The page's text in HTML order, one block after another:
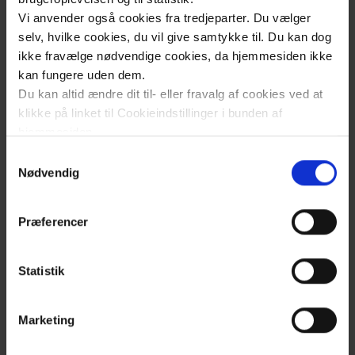
Vi anvender også cookies fra tredjeparter. Du vælger
selv, hvilke cookies, du vil give samtykke til. Du kan dog
ikke fravælge nødvendige cookies, da hjemmesiden ikke
kan fungere uden dem.
Du kan altid ændre dit til- eller fravalg af cookies ved at
klikke på linket til Cookieindstillinger i bunden af
Læs mere om brugen af cookies på vores hjemmeside
Læs mere om vores behandling af personoplysninger
her.
Nødvendig
Præferencer
Statistik
Marketing
Nærklinikker og
sundhedscentre
og vejledning
Center
Universitetshospital i
Køge og Roskilde
Gå til Sjællands Universitetshospitals
hjemmeside
(kort)
Roskilde (kort)